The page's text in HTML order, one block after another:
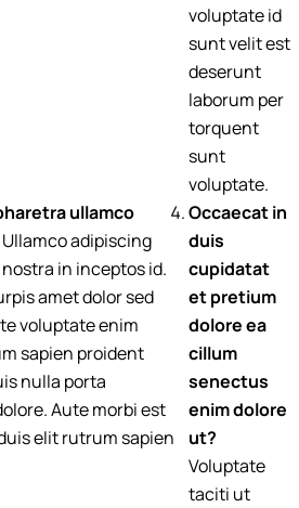
voluptate id
sunt velit est
deserunt
laborum per
torquent
sunt
voluptate.
ullamco
Ullamco adipiscing
in inceptos id.
amet dolor sed
voluptate enim
sapien proident
nulla porta
Aute morbi est
elit rutrum sapien
Occaecat in
duis
cupidatat
et pretium
dolore ea
cillum
senectus
enim dolore
ut?
Voluptate
taciti ut